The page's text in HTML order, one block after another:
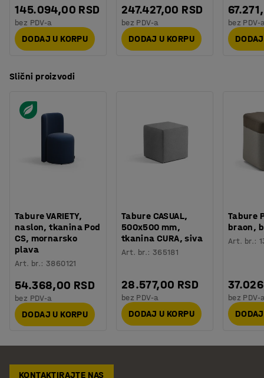
145.094,00 RSD
bez PDV-a
DODAJ U KORPU
247.427,00 RSD
bez PDV-a
DODAJ U KORPU
bez PDV-
Slični proizvodi
Tabure VARIETY,
naslon, tkanina Pod
CS, mornarsko
plava
Art. br.:3860121
54.368,00 RSD
bez PDV-a
DODAJ U KORPU
Tabure CASUAL,
500x500 mm,
tkanina CURA, siva
Art. br.: 365181
28.577,00 RSD
bez PDV-a
DODAJ U KORPU
Tabure
braon,
Art. br.:
bez PDV-
KONTAKTIRAJTE NAS